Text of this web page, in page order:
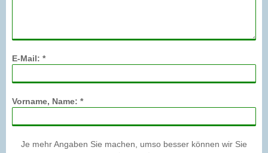
E-Mail: *
Vorname, Name: *
Je mehr Angaben Sie machen, umso besser können wir Sie